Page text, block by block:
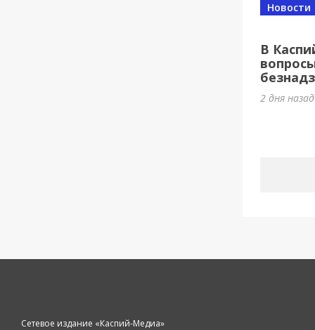
В
Новости
2 дня
Сетевое издание «Каспий-Медиа»